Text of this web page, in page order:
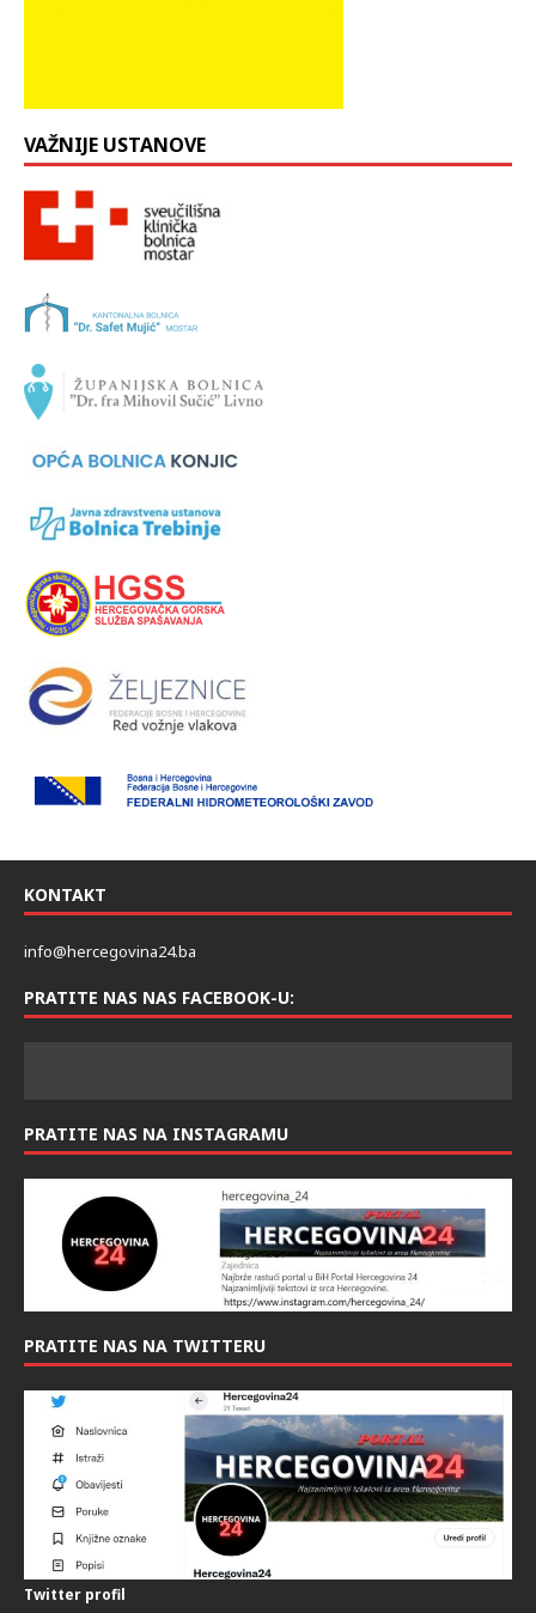
VAŽNIJE USTANOVE
KONTAKT
info@hercegovina24.ba
PRATITE NAS NAS FACEBOOK-U:
PRATITE NAS NA INSTAGRAMU
PRATITE NAS NA TWITTERU
Twitter profil